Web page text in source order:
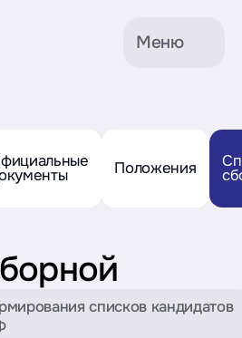
Меню
Положения
списков кандидатов